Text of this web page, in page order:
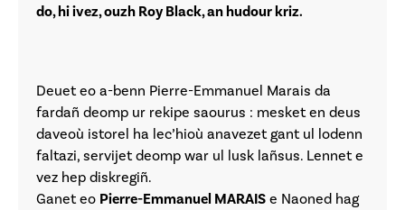
do, hi ivez, ouzh Roy Black, an hudour kriz.
Deuet eo a-benn Pierre-Emmanuel Marais da
fardañ deomp ur rekipe saourus : mesket en deus
daveoù istorel ha lec’hioù anavezet gant ul lodenn
faltazi, servijet deomp war ul lusk lañsus. Lennet e
vez hep diskregiñ.
Ganet eo Pierre-Emmanuel MARAIS e Naoned hag